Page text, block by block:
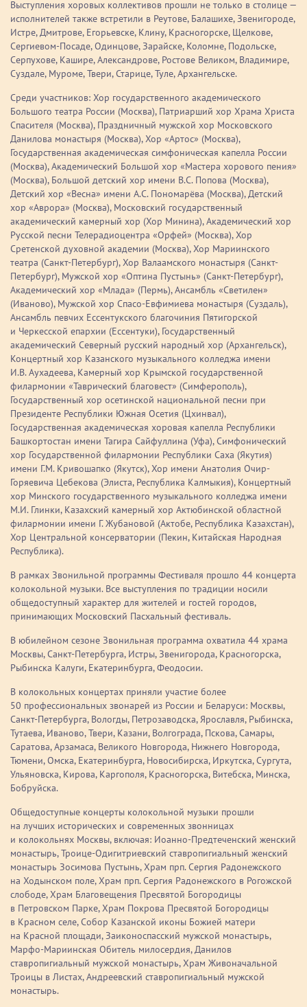
Выступления хоровых коллективов прошли не только в столице —
исполнителей также встретили в Реутове, Балашихе, Звенигороде,
Истре, Дмитрове, Егорьевске, Клину, Красногорске, Щелкове,
Сергиевом-Посаде, Одинцове, Зарайске, Коломне, Подольске,
Серпухове, Кашире, Александрове, Ростове Великом, Владимире,
Суздале, Муроме, Твери, Старице, Туле, Архангельске.
Среди участников: Хор государственного академического
Большого театра России (Москва), Патриарший хор Храма Христа
Спасителя (Москва), Праздничный мужской хор Московского
Данилова монастыря (Москва), Хор «Артос» (Москва),
Государственная академическая симфоническая капелла России
(Москва), Академический Большой хор «Мастера хорового пения»
(Москва), Большой детский хор имени В.С. Попова (Москва),
Детский хор «Весна» имени А.С. Пономарёва (Москва), Детский
хор «Аврора» (Москва), Московский государственный
академический камерный хор (Хор Минина), Академический хор
Русской песни Телерадиоцентра «Орфей» (Москва), Хор
Сретенской духовной академии (Москва), Хор Мариинского
театра (Санкт-Петербург), Хор Валаамского монастыря (Санкт-
Петербург), Мужской хор «Оптина Пустынь» (Санкт-Петербург),
Академический хор «Млада» (Пермь), Ансамбль «Светилен»
(Иваново), Мужской хор Спасо-Евфимиева монастыря (Суздаль),
Ансамбль певчих Ессентукского благочиния Пятигорской
и Черкесской епархии (Ессентуки), Государственный
академический Северный русский народный хор (Архангельск),
Концертный хор Казанского музыкального колледжа имени
И.В. Аухадеева, Камерный хор Крымской государственной
филармонии «Таврический благовест» (Симферополь),
Государственный хор осетинской национальной песни при
Президенте Республики Южная Осетия (Цхинвал),
Государственная академическая хоровая капелла Республики
Башкортостан имени Тагира Сайфуллина (Уфа), Симфонический
хор Государственной филармонии Республики Саха (Якутия)
имени Г.М. Кривошапко (Якутск), Хор имени Анатолия Очир-
Горяевича Цебекова (Элиста, Республика Калмыкия), Концертный
хор Минского государственного музыкального колледжа имени
М.И. Глинки, Казахский камерный хор Актюбинской областной
филармонии имени Г. Жубановой (Актобе, Республика Казахстан),
Хор Центральной консерватории (Пекин, Китайская Народная
Республика).
В рамках Звонильной программы Фестиваля прошло 44 концерта
колокольной музыки. Все выступления по традиции носили
общедоступный характер для жителей и гостей городов,
принимающих Московский Пасхальный фестиваль.
В юбилейном сезоне Звонильная программа охватила 44 храма
Москвы, Санкт-Петербурга, Истры, Звенигорода, Красногорска,
Рыбинска Калуги, Екатеринбурга, Феодосии.
В колокольных концертах приняли участие более
50 профессиональных звонарей из России и Беларуси: Москвы,
Санкт-Петербурга, Вологды, Петрозаводска, Ярославля, Рыбинска,
Тутаева, Иваново, Твери, Казани, Волгограда, Пскова, Самары,
Саратова, Арзамаса, Великого Новгорода, Нижнего Новгорода,
Тюмени, Омска, Екатеринбурга, Новосибирска, Иркутска, Сургута,
Ульяновска, Кирова, Каргополя, Красногорска, Витебска, Минска,
Бобруйска.
Общедоступные концерты колокольной музыки прошли
на лучших исторических и современных звонницах
и колокольнях Москвы, включая: Иоанно-Предтеченский женский
монастырь, Троице-Одигитриевский ставропигиальный женский
монастырь Зосимова Пустынь, Храм прп. Сергия Радонежского
на Ходынском поле, Храм прп. Сергия Радонежского в Рогожской
слободе, Храм Благовещения Пресвятой Богородицы
в Петровском Парке, Храм Покрова Пресвятой Богородицы
в Красном селе, Собор Казанской иконы Божией матери
на Красной площади, Заиконоспасский мужской монастырь,
Марфо-Мариинская Обитель милосердия, Данилов
ставропигиальный мужской монастырь, Храм Живоначальной
Троицы в Листах, Андреевский ставропигиальный мужской
монастырь.